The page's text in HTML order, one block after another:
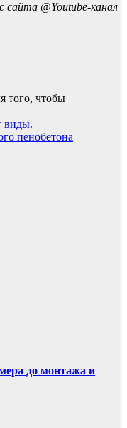
сайта @Youtube-канал
того, чтобы
виды.
пенобетона
до монтажа и